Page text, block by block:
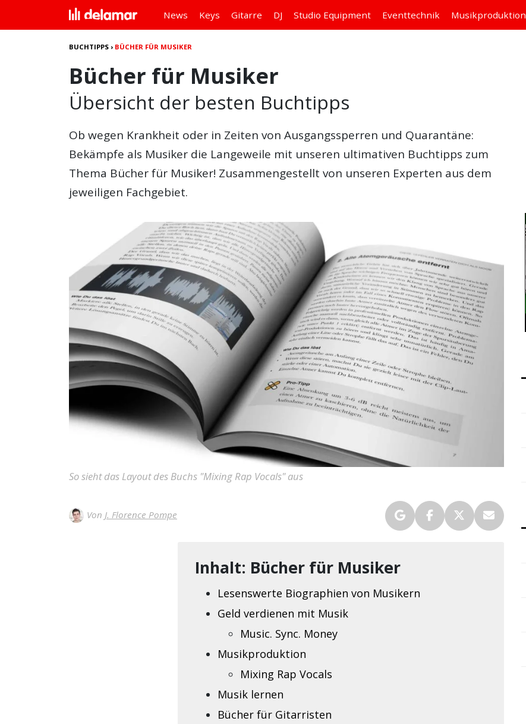
News Keys Gitarre DJ Studio Equipment Eventtechnik Musikproduktion
BUCHTIPPS › BÜCHER FÜR MUSIKER
Bücher für Musiker
Übersicht der besten Buchtipps
Ob wegen Krankheit oder in Zeiten von Ausgangssperren und Quarantäne:
Bekämpfe als Musiker die Langeweile mit unseren ultimativen Buchtipps zum
Thema Bücher für Musiker! Zusammengestellt von unseren Experten aus dem
jeweiligen Fachgebiet.
So sieht das Layout des Buchs "Mixing Rap Vocals" aus
Von J. Florence Pompe
Inhalt: Bücher für Musiker
Lesenswerte Biographien von Musikern
Geld verdienen mit Musik
Music. Sync. Money
Musikproduktion
Mixing Rap Vocals
Musik lernen
Bücher für Gitarristen